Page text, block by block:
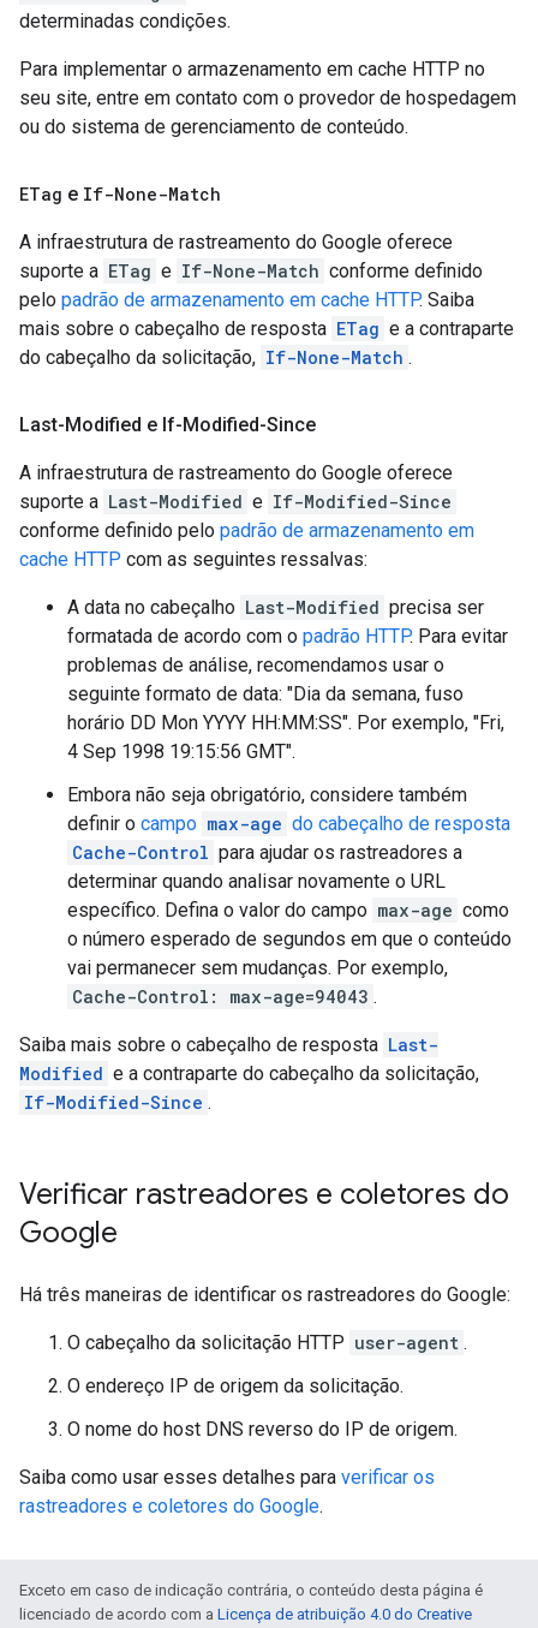
determinadas condições.
Para implementar o armazenamento em cache HTTP no
seu site, entre em contato com o provedor de hospedagem
ou do sistema de gerenciamento de conteúdo.
ETag e If-None-Match
A infraestrutura de rastreamento do Google oferece
suporte a ETag e If-None-Match conforme definido
pelo padrão de armazenamento em cache HTTP. Saiba
mais sobre o cabeçalho de resposta ETag e a contraparte
do cabeçalho da solicitação, If-None-Match .
Last-Modified e If-Modified-Since
A infraestrutura de rastreamento do Google oferece
suporte a Last-Modified e If-Modified-Since
conforme definido pelo padrão de armazenamento em
cache HTTP com as seguintes ressalvas:
A data no cabeçalho Last-Modified precisa ser
formatada de acordo com o padrão HTTP. Para evitar
problemas de análise, recomendamos usar o
seguinte formato de data: "Dia da semana, fuso
horário DD Mon YYYY HH:MM:SS". Por exemplo, "Fri,
4 Sep 1998 19:15:56 GMT".
Embora não seja obrigatório, considere também
definir o campo max-age do cabeçalho de resposta
Cache-Control para ajudar os rastreadores a
determinar quando analisar novamente o URL
específico. Defina o valor do campo max-age como
o número esperado de segundos em que o conteúdo
vai permanecer sem mudanças. Por exemplo,
Cache-Control: max-age=94043 .
Saiba mais sobre o cabeçalho de resposta Last-
Modified e a contraparte do cabeçalho da solicitação,
If-Modified-Since .
Verificar rastreadores e coletores do
Google
Há três maneiras de identificar os rastreadores do Google:
O cabeçalho da solicitação HTTP user-agent .
O endereço IP de origem da solicitação.
O nome do host DNS reverso do IP de origem.
Saiba como usar esses detalhes para verificar os
rastreadores e coletores do Google.
Exceto em caso de indicação contrária, o conteúdo desta página é
licenciado de acordo com a Licença de atribuição 4.0 do Creative